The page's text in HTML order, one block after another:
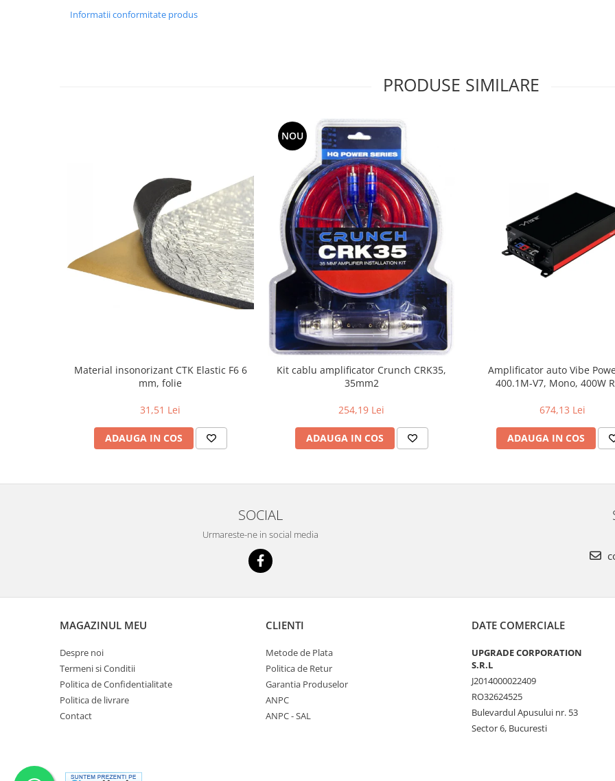
Informatii conformitate produs
PRODUSE SIMILARE
Material insonorizant CTK Elastic F6 6
mm, folie
31,51 Lei
ADAUGA IN COS
NOU
Kit cablu amplificator Crunch CRK35,
35mm2
254,19 Lei
ADAUGA IN COS
Amplificator auto Vibe
400.1M-V7, Mono, 400W
674,13 Lei
ADAUGA IN COS
SOCIAL
Urmareste-ne in social media
MAGAZINUL MEU
Despre noi
Termeni si Conditii
Politica de Confidentialitate
Politica de livrare
Contact
CLIENTI
Metode de Plata
Politica de Retur
Garantia Produselor
ANPC
ANPC - SAL
DATE COMERCIALE
UPGRADE CORPORATION
S.R.L
J2014000022409
RO32624525
Bulevardul Apusului nr. 53
Sector 6, Bucuresti